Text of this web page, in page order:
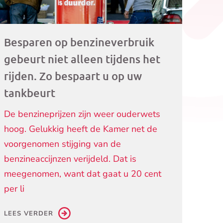
Besparen op benzineverbruik
gebeurt niet alleen tijdens het
rijden. Zo bespaart u op uw
tankbeurt
De benzineprijzen zijn weer ouderwets
hoog. Gelukkig heeft de Kamer net de
voorgenomen stijging van de
benzineaccijnzen verijdeld. Dat is
meegenomen, want dat gaat u 20 cent
per li
LEES VERDER